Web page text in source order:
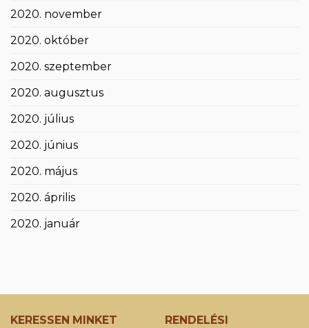
2020. november
2020. október
2020. szeptember
2020. augusztus
2020. július
2020. június
2020. május
2020. április
2020. január
KERESSEN MINKET
RENDELÉSI